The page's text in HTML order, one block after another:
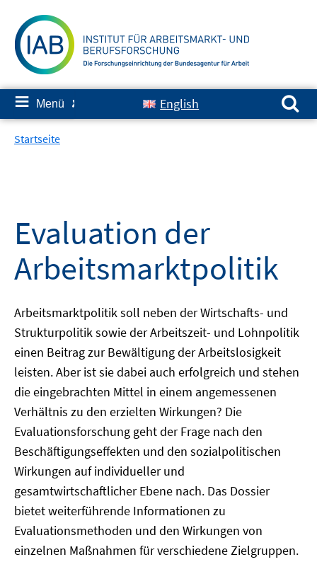
zum
Inhalt
≡ Menü ✘ English
Suchen nach:
Startseite
Evaluation der
Arbeitsmarktpolitik
Arbeitsmarktpolitik soll neben der Wirtschafts- und
Strukturpolitik sowie der Arbeitszeit- und Lohnpolitik
einen Beitrag zur Bewältigung der Arbeitslosigkeit
leisten. Aber ist sie dabei auch erfolgreich und stehen
die eingebrachten Mittel in einem angemessenen
Verhältnis zu den erzielten Wirkungen? Die
Evaluationsforschung geht der Frage nach den
Beschäftigungseffekten und den sozialpolitischen
Wirkungen auf individueller und
gesamtwirtschaftlicher Ebene nach. Das Dossier
bietet weiterführende Informationen zu
Evaluationsmethoden und den Wirkungen von
einzelnen Maßnahmen für verschiedene Zielgruppen.